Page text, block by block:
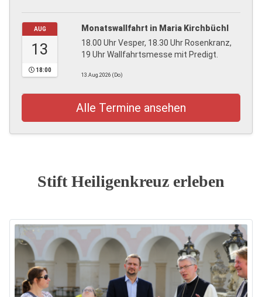
AUG
13
18:00
Monatswallfahrt in Maria Kirchbüchl
18.00 Uhr Vesper, 18.30 Uhr Rosenkranz,
19 Uhr Wallfahrtsmesse mit Predigt.
13.Aug.2026 (Do)
Alle Termine ansehen
Stift Heiligenkreuz erleben